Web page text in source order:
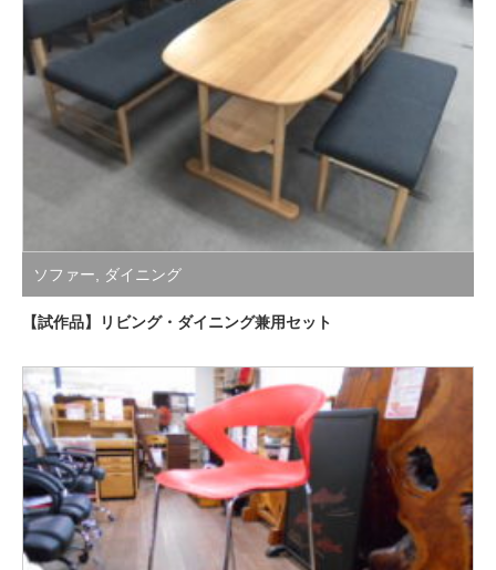
ソファー ダイニング
【試作品】リビング・ダイニング兼用セット